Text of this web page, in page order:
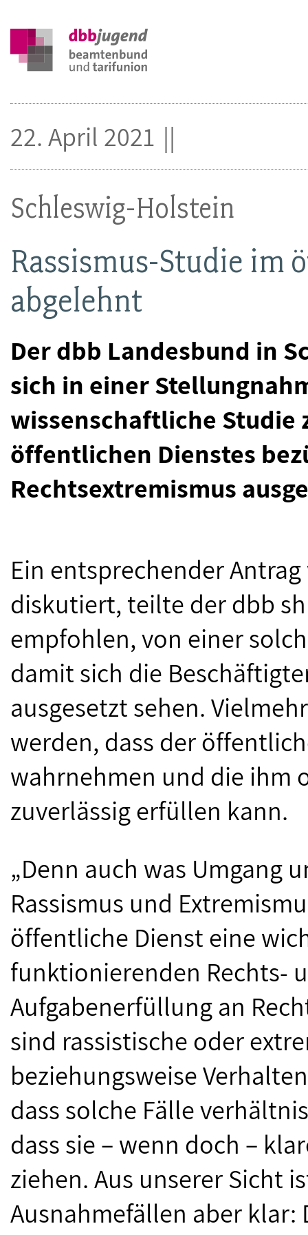
Schleswig-Holstein
Rassismus-Studie im
abgelehnt
Der dbb Landesbund in
sich in einer
wissenschaftliche Studie
öffentlichen Dienstes
Rechtsextremismus
22. April 2021
Ein entsprechender
diskutiert, teilte der dbb
empfohlen, von einer
damit sich die
ausgesetzt sehen.
werden, dass der
wahrnehmen und die ihm
zuverlässig erfüllen kann.
„Denn auch was Umgang
Rassismus und
öffentliche Dienst eine
funktionierenden Rechts-
Aufgabenerfüllung an
sind rassistische oder
beziehungsweise
dass solche Fälle
dass sie – wenn doch –
ziehen. Aus unserer Sicht
Ausnahmefällen aber klar: